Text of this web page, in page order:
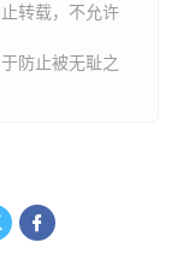
转载，不允许
防止被无耻之
